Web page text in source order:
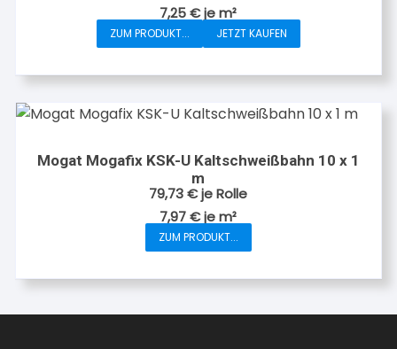
7,25€jem²
ZUM PRODUKT... JETZT KAUFEN
Mogat Mogafix KSK-U Kaltschweißbahn 10 x 1
m
79,73€je Rolle
7,97€jem²
ZUM PRODUKT...